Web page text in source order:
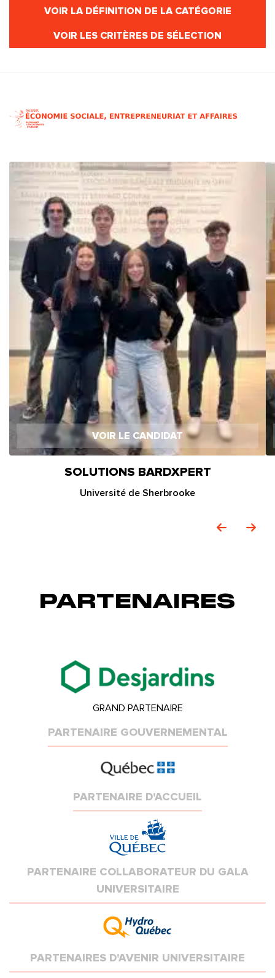
VOIR LA DÉFINITION DE LA CATÉGORIE
VOIR LES CRITÈRES DE SÉLECTION
VOIR LE CANDIDAT
SOLUTIONS BARDXPERT
Université de Sherbrooke
PARTENAIRES
GRAND PARTENAIRE
PARTENAIRE GOUVERNEMENTAL
PARTENAIRE D'ACCUEIL
PARTENAIRE COLLABORATEUR DU GALA
UNIVERSITAIRE
PARTENAIRES D'AVENIR UNIVERSITAIRE